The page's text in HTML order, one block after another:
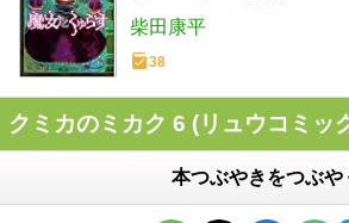
柴田康平
38
クミカのミカク 6 (リュウコミッ
本つぶやきをつぶや